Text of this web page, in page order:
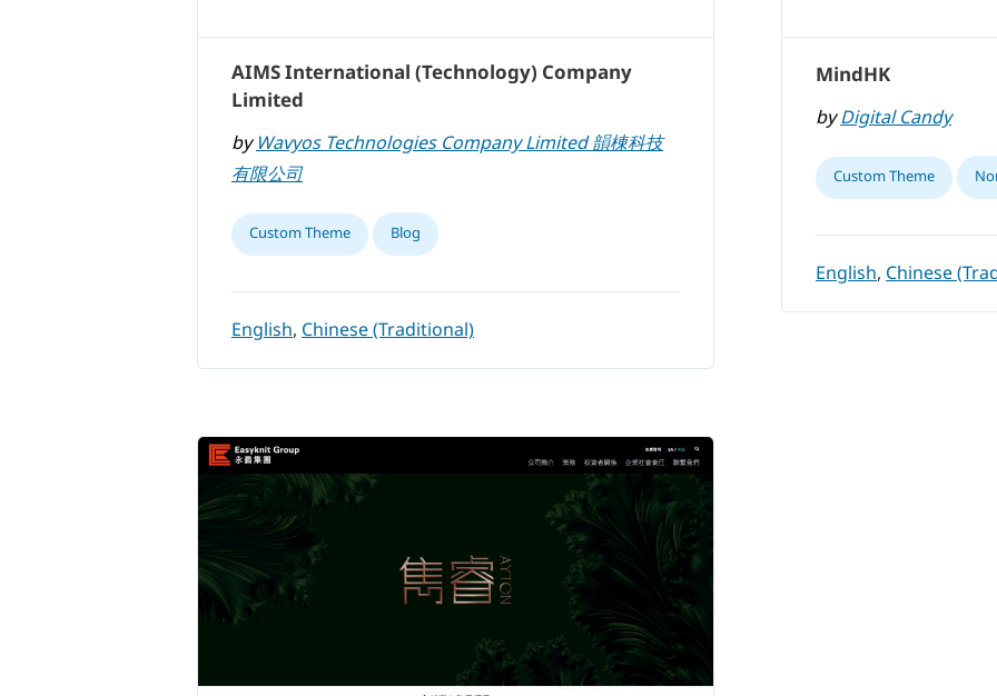
AIMS International (Technology) Company
Limited
by Wavyos Technologies Company Limited 韻棟科技
有限公司
Custom Theme Blog
English, Chinese (Traditional)
MindHK
byDigital Candy
Custom Theme
English, Chinese